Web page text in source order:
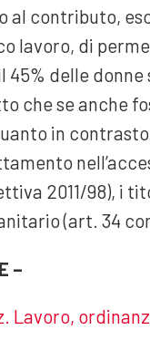
al contributo,
lavoro, di
45% delle
che se anche
in
2011/98), i
(art. 34
–
Lavoro,